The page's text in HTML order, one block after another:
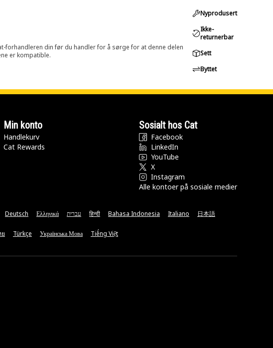
forhandleren din før du handler for å sørge for at denne delen
er kompatible.
Nyprodusert
Ikke-
returnerbar
Sett
Byttet
Min konto
Handlekurv
Cat Rewards
Sosialt hos Cat
Facebook
LinkedIn
YouTube
X
Instagram
Alle kontoer på sosiale medier
Deutsch Ελληνικά עברית हिन्दी Bahasa Indonesia Italiano 日本語
Türkçe Українська Мова Tiếng Việt